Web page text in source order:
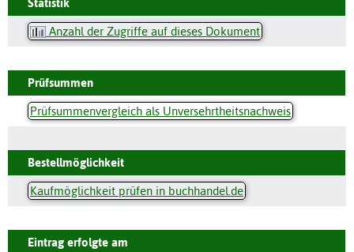
Anzahl der Zugriffe auf dieses Dokument
Prüfsummen
Prüfsummenvergleich als Unversehrtheitsnachweis
Bestellmöglichkeit
Kaufmöglichkeit prüfen in buchhandel.de
Eintrag erfolgte am